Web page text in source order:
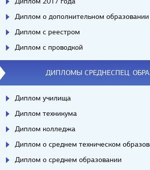
Диплом о дополнительном образовании
Диплом с реестром
Диплом с проводкой
ДИПЛОМЫ СРЕДНЕСПЕЦ.
Диплом училища
Диплом техникума
Диплом колледжа
Диплом о среднем техническом
Диплом о среднем образовании